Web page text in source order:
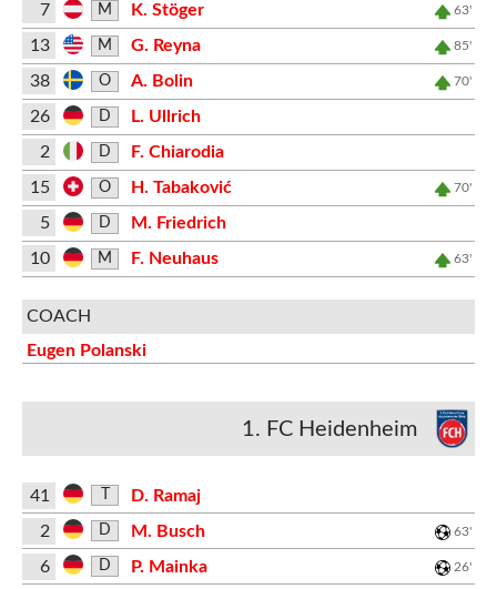
7
M K. Stöger 63'
13 M G. Reyna 85'
38 O A. Bolin 70'
26 D
L. Ullrich
2
D
F. Chiarodia
15
O H. Tabaković 70'
5 D
M. Friedrich
10
M F. Neuhaus 63'
COACH
Eugen Polanski
1. FC Heidenheim
41
D. Ramaj
2
D M. Busch 63'
6 D P. Mainka 26'